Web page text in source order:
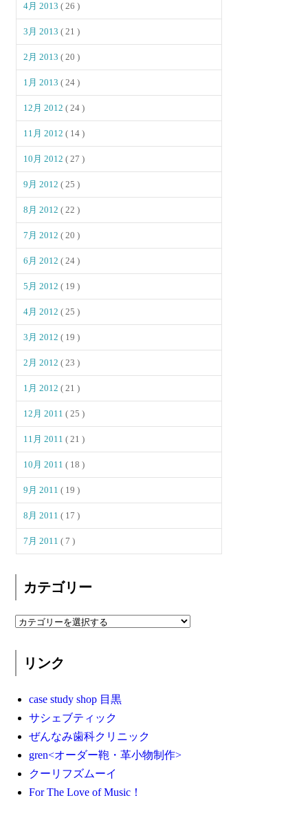
4月 2013( 26 )
3月 2013( 21 )
2月 2013( 20 )
1月 2013( 24 )
12月 2012( 24 )
11月 2012( 14 )
10月 2012( 27 )
9月 2012( 25 )
8月 2012( 22 )
7月 2012( 20 )
6月 2012( 24 )
5月 2012( 19 )
4月 2012( 25 )
3月 2012( 19 )
2月 2012( 23 )
1月 2012( 21 )
12月 2011( 25 )
11月 2011( 21 )
10月 2011( 18 )
9月 2011( 19 )
8月 2011( 17 )
7月 2011( 7 )
カテゴリー
リンク
case study shop 目黒
サシェブティック
ぜんなみ歯科クリニック
gren<オーダー鞄・革小物制作>
クーリフズムーイ
For The Love of Music！